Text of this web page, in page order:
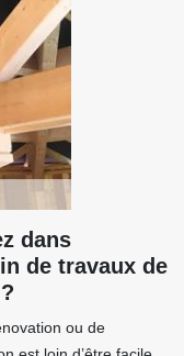
dans
de travaux de
ou de